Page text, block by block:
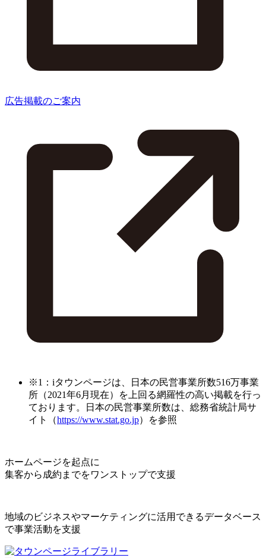
広告掲載のご案内
※1：iタウンページは、日本の民営事業所数516万事業
所（2021年6月現在）を上回る網羅性の高い掲載を行っ
ております。日本の民営事業所数は、総務省統計局サ
イト（https://www.stat.go.jp）を参照
ホームページを起点に
集客から成約までをワンストップで支援
地域のビジネスやマーケティングに活用できるデータベース
で事業活動を支援